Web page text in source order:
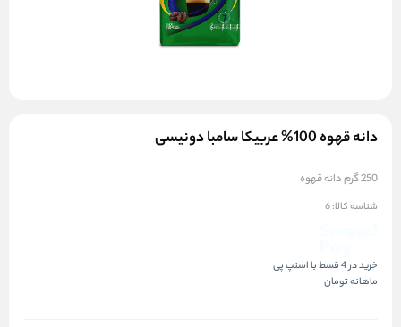
دانه قهوه 100% عربیکا سامبا دونیسی
250 گرم دانه قهوه
شناسه کالا:6
خرید در 4 قسط با اسنپ پی
ماهانهتومان